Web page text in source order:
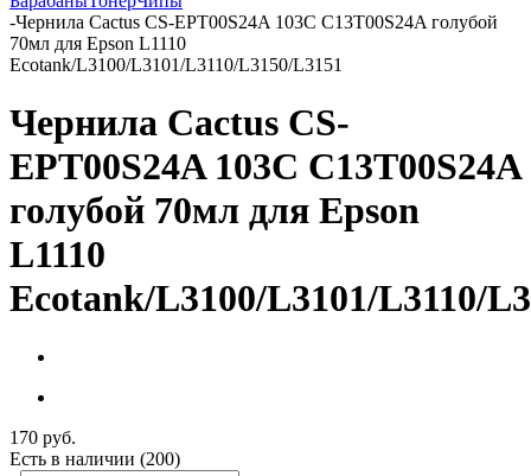
-Чернила Cactus CS-EPT00S24A 103C C13T00S24A голубой
70мл для Epson L1110
Ecotank/L3100/L3101/L3110/L3150/L3151
Чернила Cactus CS-
EPT00S24A 103C C13T00S24A
голубой 70мл для Epson
L1110
Ecotank/L3100/L3101/L3110/
170 руб.
Есть в наличии (200)